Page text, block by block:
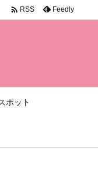
ポット
 RSS Feedly